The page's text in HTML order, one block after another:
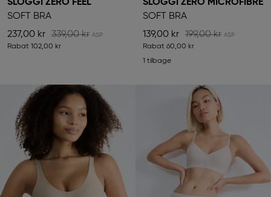
SLOGGI ZERO FEEL
SOFT BRA
237,00 kr
339,00 kr
Rabat 102,00 kr
SLOGGI ZERO MICROFIBRE
SOFT BRA
139,00 kr
199,00 kr
Rabat 60,00 kr
1 tilbage